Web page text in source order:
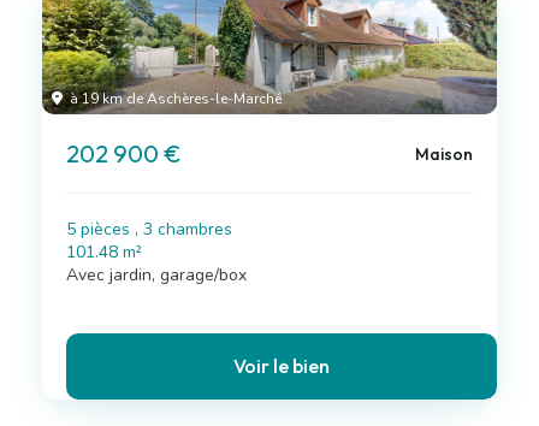
à 19 km de Aschères-le-Marché
202 900 € Maison
5 pièces , 3 chambres
101.48 m²
Avec jardin, garage/box
Voir le bien